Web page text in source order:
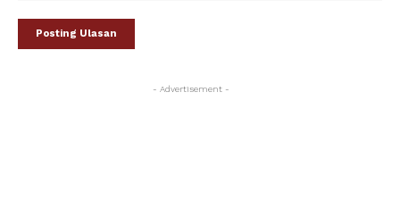
- Advertisement -